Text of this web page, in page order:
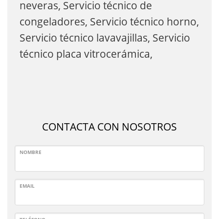
neveras, Servicio técnico de
congeladores, Servicio técnico horno,
Servicio técnico lavavajillas, Servicio
técnico placa vitrocerámica,
CONTACTA CON NOSOTROS
NOMBRE
EMAIL